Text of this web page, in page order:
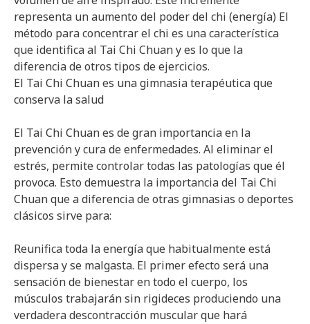
representa un aumento del poder del chi (energía) El
método para concentrar el chi es una característica
que identifica al Tai Chi Chuan y es lo que la
diferencia de otros tipos de ejercicios.
El Tai Chi Chuan es una gimnasia terapéutica que
conserva la salud
El Tai Chi Chuan es de gran importancia en la
prevención y cura de enfermedades. Al eliminar el
estrés, permite controlar todas las patologías que él
provoca. Esto demuestra la importancia del Tai Chi
Chuan que a diferencia de otras gimnasias o deportes
clásicos sirve para:
Reunifica toda la energía que habitualmente está
dispersa y se malgasta. El primer efecto será una
sensación de bienestar en todo el cuerpo, los
músculos trabajarán sin rigideces produciendo una
verdadera descontracción muscular que hará